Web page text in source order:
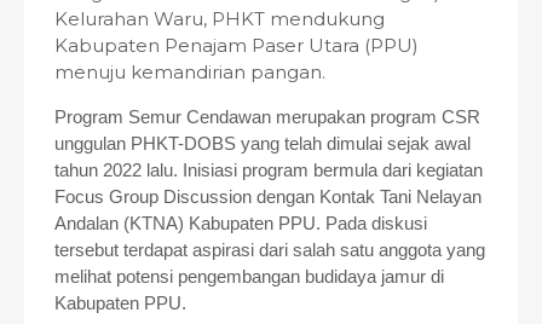
Kelurahan Waru, PHKT mendukung
Kabupaten Penajam Paser Utara (PPU)
menuju kemandirian pangan.
Program Semur Cendawan merupakan program CSR
unggulan PHKT-DOBS yang telah dimulai sejak awal
tahun 2022 lalu. Inisiasi program bermula dari kegiatan
Focus Group Discussion dengan Kontak Tani Nelayan
Andalan (KTNA) Kabupaten PPU. Pada diskusi
tersebut terdapat aspirasi dari salah satu anggota yang
melihat potensi pengembangan budidaya jamur di
Kabupaten PPU.